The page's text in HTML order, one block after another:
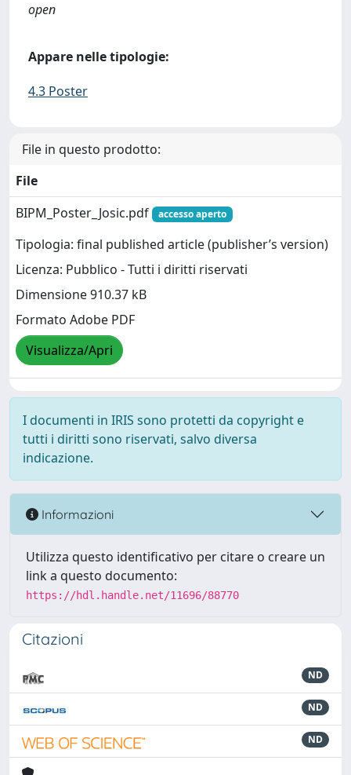
open
Appare nelle tipologie:
4.3 Poster
File in questo prodotto:
File
BIPM_Poster_Josic.pdf
accesso aperto
Tipologia: final published article (publisher’s version)
Licenza: Pubblico - Tutti i diritti riservati
Dimensione 910.37 kB
Formato Adobe PDF
Visualizza/Apri
I documenti in IRIS sono protetti da copyright e
tutti i diritti sono riservati, salvo diversa
indicazione.
Informazioni
Utilizza questo identificativo per citare o creare un
link a questo documento:
https://hdl.handle.net/11696/88770
Citazioni
ND
ND
ND